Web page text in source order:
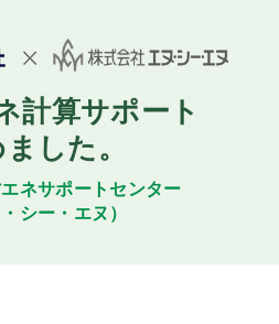
計算サポート
した。
ネサポートセンター
・シー・エヌ）